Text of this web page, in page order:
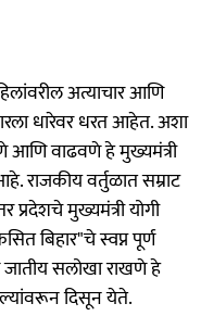
अत्याचार आणि
धारेवर धरत आहेत. अशा
आणि वाढवणे हे मुख्यमंत्री
राजकीय वर्तुळात सम्राट
प्रदेशचे मुख्यमंत्री योगी
बिहार"चे स्वप्न पूर्ण
जातीय सलोखा राखणे हे
दिसून येते.